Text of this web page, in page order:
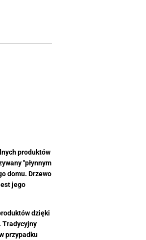
produktów
"płynnym
domu. Drzewo
jego
dzięki
Tradycyjny
przypadku